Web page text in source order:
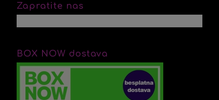
Zapratite nas
BOX NOW dostava